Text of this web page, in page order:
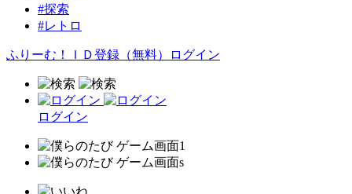
#探索
#レトロ
ふりーむ！ＩＤ登録（無料） ログイン
ログイン